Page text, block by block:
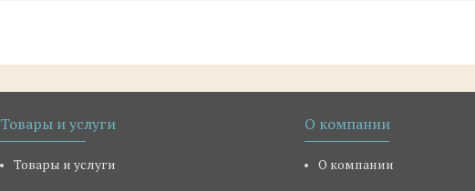
Товары и услуги
Товары и услуги
О компании
О компании